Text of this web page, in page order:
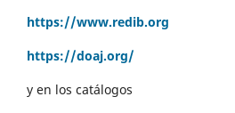
https://www.redib.org
https://doaj.org/
y en los catálogos